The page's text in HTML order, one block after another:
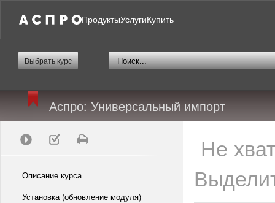
ПродуктыУслугиКупить
Выбрать курс
Аспро: Универсальный импорт
Описание курса
Установка (обновление модуля)
Не